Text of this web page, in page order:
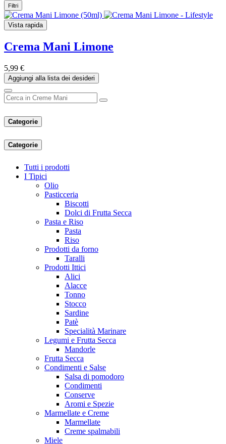
Filtri
Vista rapida
Crema Mani Limone
5,99 €
Aggiungi alla lista dei desideri
Categorie
Categorie
Tutti i prodotti
I Tipici
Olio
Pasticceria
Biscotti
Dolci di Frutta Secca
Pasta e Riso
Pasta
Riso
Prodotti da forno
Taralli
Prodotti Ittici
Alici
Alacce
Tonno
Stocco
Sardine
Patè
Specialità Marinare
Legumi e Frutta Secca
Mandorle
Frutta Secca
Condimenti e Salse
Salsa di pomodoro
Condimenti
Conserve
Aromi e Spezie
Marmellate e Creme
Marmellate
Creme spalmabili
Miele